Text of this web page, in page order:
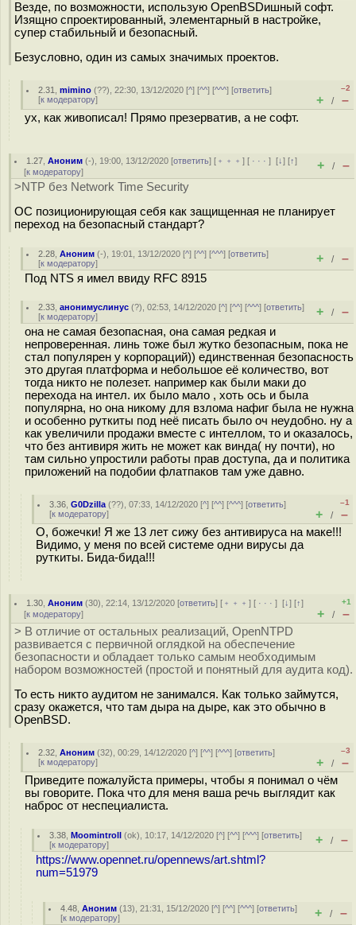
Везде, по возможности, использую OpenBSDишный софт.
Изящно спроектированный, элементарный в настройке,
супер стабильный и безопасный.
Безусловно, один из самых значимых проектов.
2.31 ,mimino (??), 22:30, 13/12/2020 [^] [^^] [^^^] [ответить]
[к модератору]
–2
+ / –
ух, как живописал! Прямо презерватив, а не софт.
1.27 ,Аноним (-), 19:00, 13/12/2020 [ответить] [ ﹢﹢﹢] [ · · ·][↓] [↑]
[к модератору] + / –
>NTP без Network Time Security
ОС позиционирующая себя как защищенная не планирует
переход на безопасный стандарт?
2.28 ,Аноним (-), 19:01, 13/12/2020 [^] [^^] [^^^] [ответить]
[к модератору] + / –
Под NTS я имел ввиду RFC 8915
2.33 ,анонимуслинус (?), 02:53, 14/12/2020 [^] [^^] [^^^] [ответить]
[к модератору] + / –
она не самая безопасная, она самая редкая и
непроверенная. линь тоже был жутко безопасным, пока не
стал популярен у корпораций)) единственная безопасность
это другая платформа и небольшое её количество, вот
тогда никто не полезет. например как были маки до
перехода на интел. их было мало , хоть ось и была
популярна, но она никому для взлома нафиг была не нужна
и особенно руткиты под неё писать было оч неудобно. ну а
как увеличили продажи вместе с интеллом, то и оказалось,
что без антивиря жить не может как винда( ну почти), но
там сильно упростили работы прав доступа, да и политика
приложений на подобии флатпаков там уже давно.
3.36 ,G0Dzilla (??), 07:33, 14/12/2020 [^] [^^] [^^^] [ответить]
[к модератору]
–1
+ / –
О, божечки! Я же 13 лет сижу без антивируса на маке!!!
Видимо, у меня по всей системе одни вирусы да
руткиты. Бида-бида!!!
1.30 ,Аноним (30), 22:14, 13/12/2020 [ответить] [ ﹢﹢﹢] [ · · ·][↓] [↑]
[к модератору]
+1
+ / –
> В отличие от остальных реализаций, OpenNTPD
развивается с первичной оглядкой на обеспечение
безопасности и обладает только самым необходимым
набором возможностей (простой и понятный для аудита код).
То есть никто аудитом не занимался. Как только займутся,
сразу окажется, что там дыра на дыре, как это обычно в
OpenBSD.
2.32 ,Аноним (32), 00:29, 14/12/2020 [^] [^^] [^^^] [ответить]
[к модератору]
–3
+ / –
Приведите пожалуйста примеры, чтобы я понимал о чём
вы говорите. Пока что для меня ваша речь выглядит как
наброс от неспециалиста.
3.38 ,Moomintroll (ok), 10:17, 14/12/2020 [^] [^^] [^^^] [ответить]
[к модератору] + / –
https://www.opennet.ru/opennews/art.shtml?
num=51979
4.48 ,Аноним (13), 21:31, 15/12/2020 [^] [^^] [^^^] [ответить]
[к модератору] + / –